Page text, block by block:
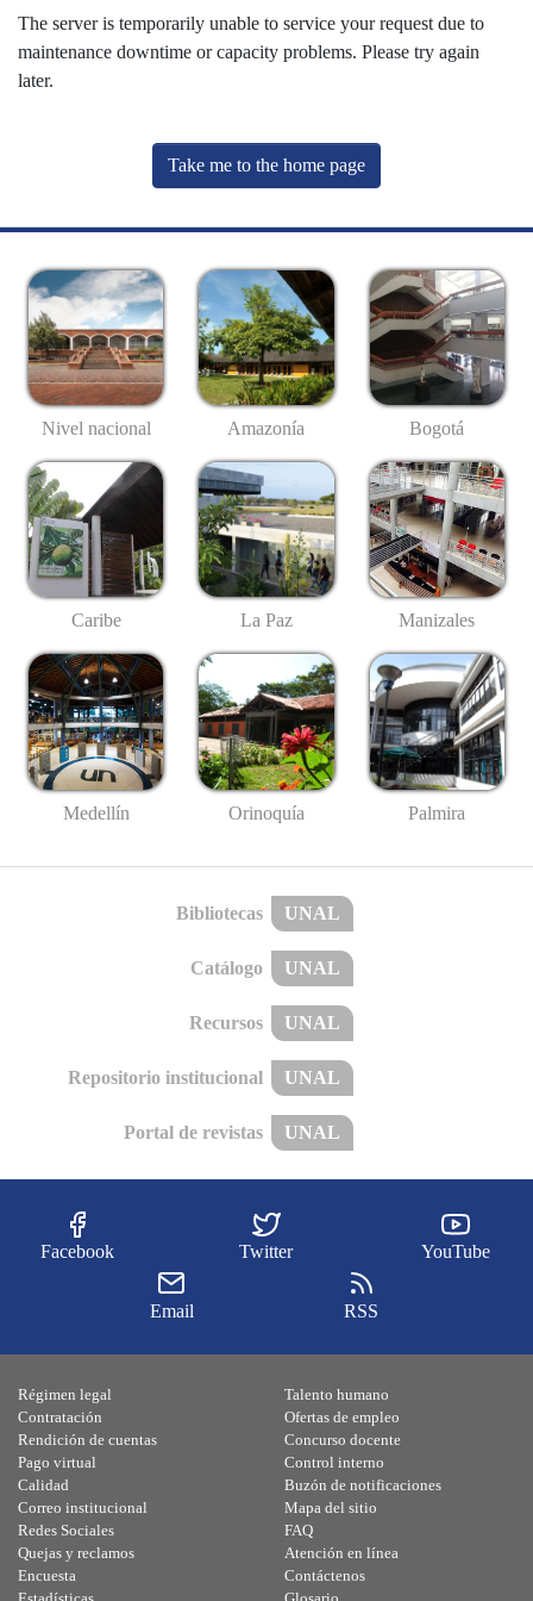
The server is temporarily unable to service your request due to
maintenance downtime or capacity problems. Please try again
later.
Take me to the home page
Nivel nacional Amazonía Bogotá
Caribe La Paz Manizales
Medellín Orinoquía Palmira
Bibliotecas UNAL
Catálogo UNAL
Recursos UNAL
Repositorio institucional UNAL
Portal de revistas UNAL
Facebook Twitter YouTube
Email RSS
Régimen legal
Contratación
Rendición de cuentas
Pago virtual
Calidad
Talento humano
Ofertas de empleo
Concurso docente
Control interno
Buzón de notificaciones
Correo institucional
Redes Sociales
Quejas y reclamos
Encuesta
Mapa del sitio
FAQ
Atención en línea
Contáctenos